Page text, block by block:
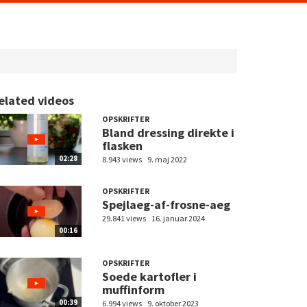
videos
02:28
OPSKRIFTER
Bland dressing direkte i
flasken
8.943 views 9. maj 2022
00:16
OPSKRIFTER
Spejlaeg-af-frosne-aeg
29.841 views 16. januar 2024
00:39
OPSKRIFTER
Soede kartofler i
muffinform
6.994 views 9. oktober 2023